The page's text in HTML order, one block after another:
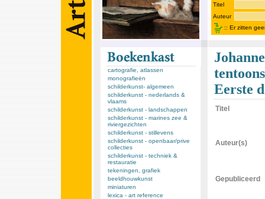
Titel
Auteur
:: Er zitten
cartografie, atlassen
monografieën
schilderkunst- algemeen
schilderkunst - nederlands &
vlaams
schilderkunst - landschappen
schilderkunst - marines zee &
riviergezichten
schilderkunst - stillevens
schilderkunst - openbaar/prive
collecties
schilderkunst - techniek &
restauratie
tekeningen, grafiek
beeldhouwkunst
miniaturen
lexica - art reference
Eerste
Titel
Auteur(s)
Gepubliceerd